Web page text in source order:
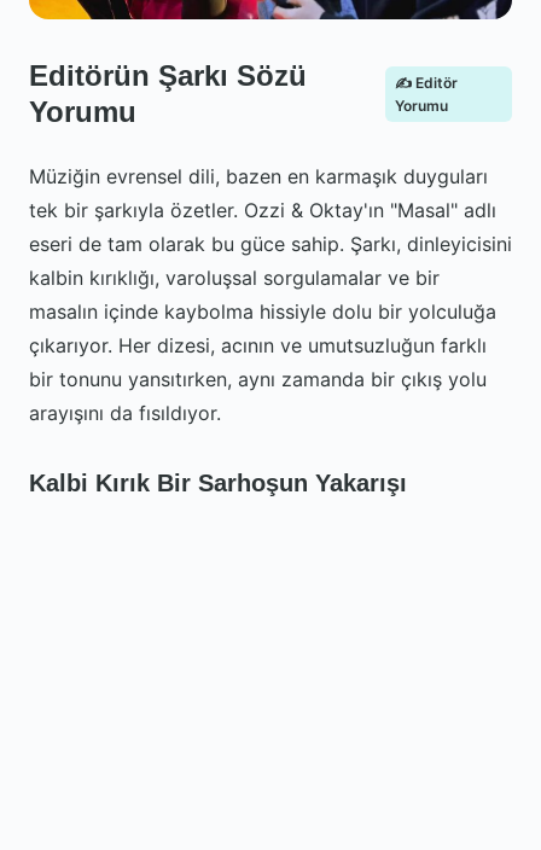
Editörün Şarkı Sözü
Yorumu
✍️ Editör
Yorumu
Müziğin evrensel dili, bazen en karmaşık duyguları
tek bir şarkıyla özetler. Ozzi & Oktay'ın "Masal" adlı
eseri de tam olarak bu güce sahip. Şarkı, dinleyicisini
kalbin kırıklığı, varoluşsal sorgulamalar ve bir
masalın içinde kaybolma hissiyle dolu bir yolculuğa
çıkarıyor. Her dizesi, acının ve umutsuzluğun farklı
bir tonunu yansıtırken, aynı zamanda bir çıkış yolu
arayışını da fısıldıyor.
Kalbi Kırık Bir Sarhoşun Yakarışı